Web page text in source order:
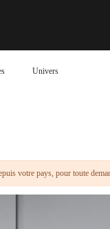
Univers
votre pays, pour toute